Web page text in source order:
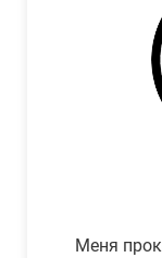
Меня